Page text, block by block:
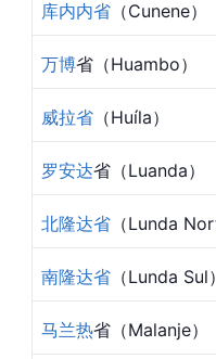
库内内省 （Cunene）
万博省（Huambo）
威拉省 （Huíla）
罗安达省（Luanda）
北隆达省 （Lunda
南隆达省 （Lunda Sul
马兰热省（Malanje）